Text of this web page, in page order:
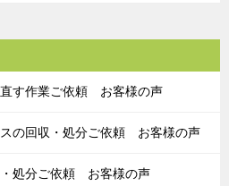
す作業ご依頼 お客様の声
の回収・処分ご依頼 お客様の声
・処分ご依頼 お客様の声